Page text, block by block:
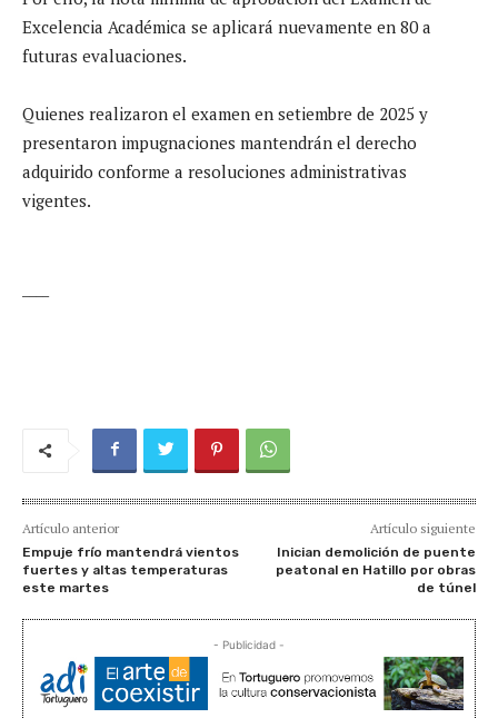
Excelencia Académica se aplicará nuevamente en 80 a
futuras evaluaciones.
Quienes realizaron el examen en setiembre de 2025 y
presentaron impugnaciones mantendrán el derecho
adquirido conforme a resoluciones administrativas
vigentes.
Artículo anterior
Empuje frío mantendrá vientos
fuertes y altas temperaturas
este martes
Artículo siguiente
Inician demolición de puente
peatonal en Hatillo por obras
de túnel
- Publicidad -